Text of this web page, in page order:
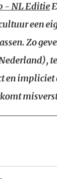
- NL Editie
een
Zo
en